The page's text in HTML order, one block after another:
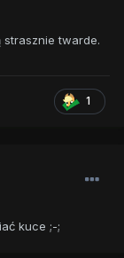
strasznie twarde.
1
kuce ;-;